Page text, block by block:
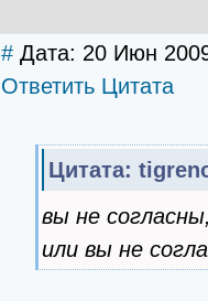
# Дата: 20 Июн
Ответить Цитата
Цитата:
вы не
или вы не